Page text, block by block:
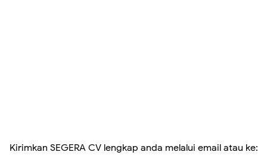
Kirimkan SEGERA CV lengkap anda melalui email atau ke: